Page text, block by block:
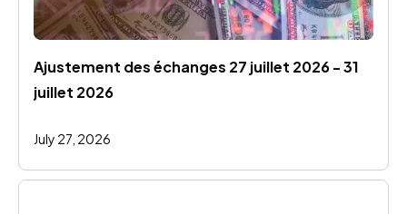
Ajustement des échanges 27 juillet 2026 - 31
juillet 2026
July 27, 2026